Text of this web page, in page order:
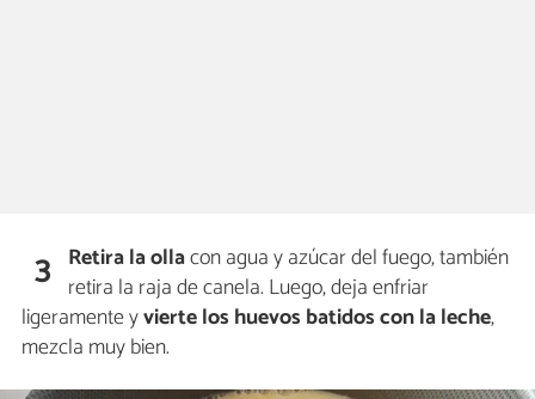
3 Retira la ollacon agua y azúcar del fuego, también
retira la raja de canela. Luego, deja enfriar
ligeramente yvierte los huevos batidos con la leche,
mezcla muy bien.